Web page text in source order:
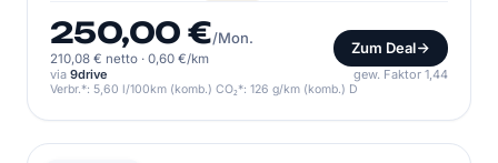
250,00 €/Mon.
210,08 € netto · 0,60 €/km
Zum Deal
via 9drive gew. Faktor 1,44
Verbr.*: 5,60 l/100km (komb.) CO₂*: 126 g/km (komb.) D